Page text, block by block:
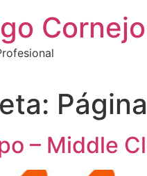
Cornejo
– Middle